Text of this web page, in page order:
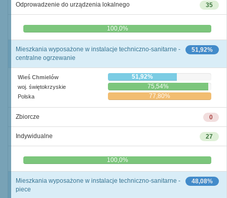
35
Odprowadzenie do urządzenia lokalnego
0,0% 100,0%
51,92%
Mieszkania wyposażone w instalacje techniczno-sanitarne -
centralne ogrzewanie
Wieś Chmielów 51,92%
woj. świętokrzyskie 75,54%
Polska 77,80%
0
Zbiorcze
27
Indywidualne
0,0% 100,0%
48,08%
Mieszkania wyposażone w instalacje techniczno-sanitarne -
piece